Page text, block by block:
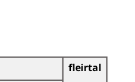
fleirtal